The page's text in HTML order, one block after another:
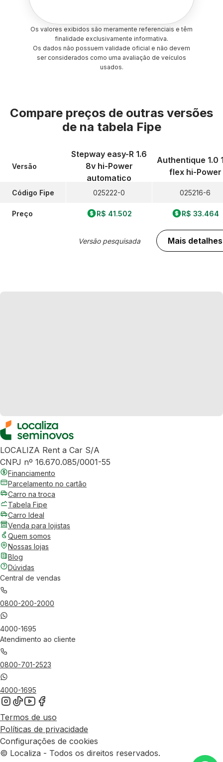
Os valores exibidos são meramente referenciais e têm
finalidade exclusivamente informativa.
Os dados não possuem validade oficial e não devem
ser considerados como uma avaliação de veículos
usados.
Compare preços de outras versões
de na tabela Fipe
Versão
Código Fipe
Preço
Stepway easy-R 1.6
8v hi-Power
automatico
025222-0
R$ 41.502
Versão pesquisada
Authentique 1.0
flex hi-Power
025216-6
R$ 33.464
Mais detalhes
LOCALIZA Rent a Car S/A
CNPJ nº 16.670.085/0001-55
Financiamento
Parcelamento no cartão
Carro na troca
Tabela Fipe
Carro Ideal
Venda para lojistas
Quem somos
Nossas lojas
Blog
Dúvidas
Central de vendas
0800-200-2000
4000-1695
Atendimento ao cliente
0800-701-2523
4000-1695
Termos de uso
Políticas de privacidade
Configurações de cookies
© Localiza - Todos os direitos reservados.